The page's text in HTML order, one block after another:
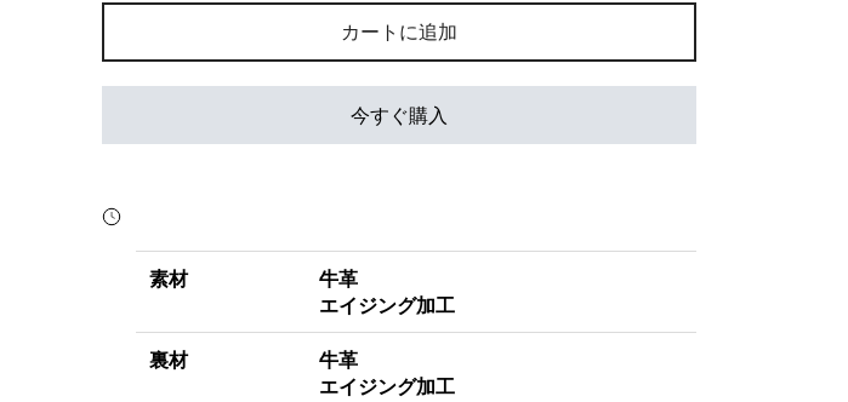
カートに追加
今すぐ購入
素材
牛革
エイジング加工
裏材
牛革
エイジング加工